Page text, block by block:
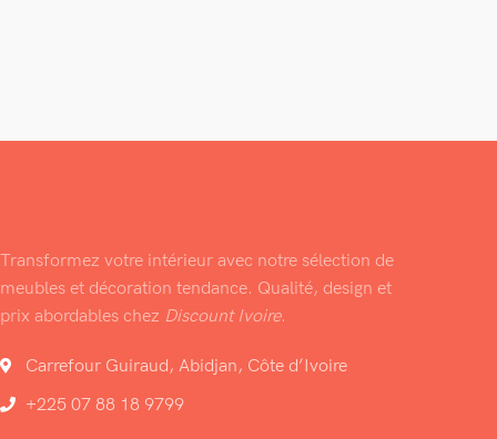
Transformez votre intérieur avec notre sélection de
meubles et décoration tendance. Qualité, design et
prix abordables chez Discount Ivoire.
Carrefour Guiraud, Abidjan, Côte d’Ivoire
+225 07 88 18 9799